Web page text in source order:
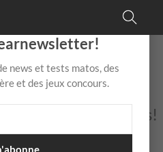
DJ
les DJs
performants!
×
news et tests matos, des
et des jeux concours.